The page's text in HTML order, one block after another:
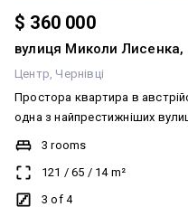
$ 360 000
вулиця Миколи Лисенка,
Центр Чернівці
Простора квартира в
одна з найпрестижніших
історичні будівлі,
театральна площа. Простора
балкон , що виходить у тихий
ізольовані, одна з них має
3 rooms
121 /65 / 14m²
3 of 4